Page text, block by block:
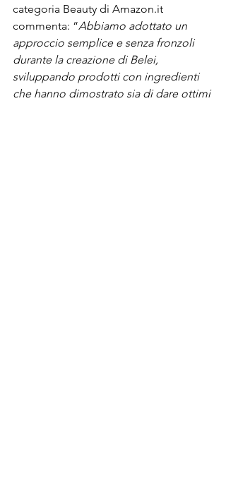
categoria Beauty di Amazon.it
commenta: “Abbiamo adottato un
approccio semplice e senza fronzoli
durante la creazione di Belei,
sviluppando prodotti con ingredienti
che hanno dimostrato sia di dare ottimi